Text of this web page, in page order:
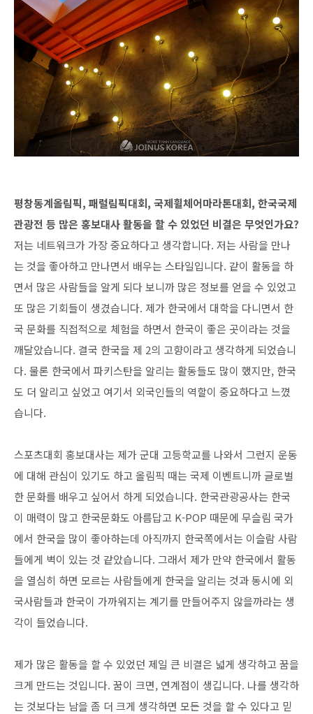
평창동계올림픽, 패럴림픽대회, 국제휠체어마라톤대회, 한국국제
관광전 등 많은 홍보대사 활동을 할 수 있었던 비결은 무엇인가요?
저는 네트워크가 가장 중요하다고 생각합니다. 저는 사람을 만나
는 것을 좋아하고 만나면서 배우는 스타일입니다. 같이 활동을 하
면서 많은 사람들을 알게 되다 보니까 많은 정보를 얻을 수 있었고
또 많은 기회들이 생겼습니다. 제가 한국에서 대학을 다니면서 한
국 문화를 직접적으로 체험을 하면서 한국이 좋은 곳이라는 것을
깨달았습니다. 결국 한국을 제 2의 고향이라고 생각하게 되었습니
다. 물론 한국에서 파키스탄을 알리는 활동들도 많이 했지만, 한국
도 더 알리고 싶었고 여기서 외국인들의 역할이 중요하다고 느꼈
습니다.
스포츠대회 홍보대사는 제가 군대 고등학교를 나와서 그런지 운동
에 대해 관심이 있기도 하고 올림픽 때는 국제 이벤트니까 글로벌
한 문화를 배우고 싶어서 하게 되었습니다. 한국관광공사는 한국
이 매력이 많고 한국문화도 아름답고 K-POP 때문에 무슬림 국가
에서 한국을 많이 좋아하는데 아직까지 한국쪽에서는 이슬람 사람
들에게 벽이 있는 것 같았습니다. 그래서 제가 만약 한국에서 활동
을 열심히 하면 모르는 사람들에게 한국을 알리는 것과 동시에 외
국사람들과 한국이 가까워지는 계기를 만들어주지 않을까라는 생
각이 들었습니다.
제가 많은 활동을 할 수 있었던 제일 큰 비결은 넓게 생각하고 꿈을
크게 만드는 것입니다. 꿈이 크면, 연계점이 생깁니다. 나를 생각하
는 것보다는 남을 좀 더 크게 생각하면 모든 것을 할 수 있다고 믿